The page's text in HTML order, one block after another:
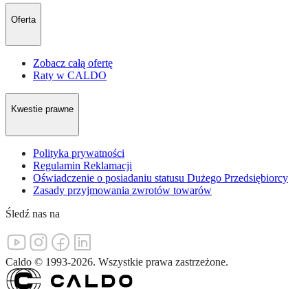
Oferta
Zobacz całą ofertę
Raty w CALDO
Kwestie prawne
Polityka prywatności
Regulamin Reklamacji
Oświadczenie o posiadaniu statusu Dużego Przedsiębiorcy
Zasady przyjmowania zwrotów towarów
Śledź nas na
Caldo © 1993-2026. Wszystkie prawa zastrzeżone.